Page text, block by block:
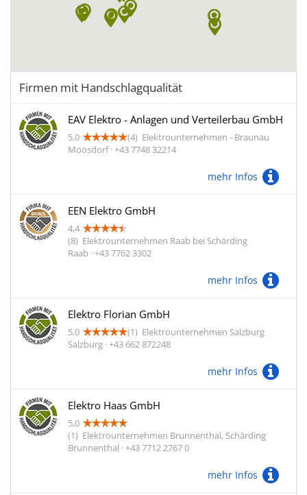
Firmen mit Handschlagqualität
EAV Elektro - Anlagen und Verteilerbau GmbH
5,0 (4) Elektrounternehmen - Braunau
Moosdorf · +43 7748 32214
mehr Infos
EEN Elektro GmbH
4,4
(8) Elektrounternehmen Raab bei Schärding
Raab · +43 7762 3302
mehr Infos
Elektro Florian GmbH
5,0 (1) Elektrounternehmen Salzburg
Salzburg · +43 662 872248
mehr Infos
Elektro Haas GmbH
5,0
(1) Elektrounternehmen Brunnenthal, Schärding
Brunnenthal · +43 7712 2767 0
mehr Infos